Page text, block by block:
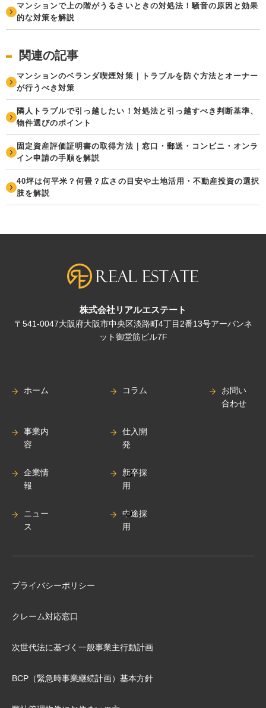
マンションで上の階がうるさいときの対処法！騒音の原因と効果
的な対策を解説
関連の記事
マンションのベランダ喫煙対策｜トラブルを防ぐ方法とオーナー
が行うべき対策
隣人トラブルで引っ越したい！対処法と引っ越すべき判断基準、
物件選びのポイント
固定資産評価証明書の取得方法｜窓口・郵送・コンビニ・オンラ
イン申請の手順を解説
40坪は何平米？何畳？広さの目安や土地活用・不動産投資の選択
肢を解説
株式会社リアルエステート
〒541-0047大阪府大阪市中央区淡路町4丁目2番13号アーバンネ
ット御堂筋ビル7F
ホーム
事業内
容
企業情
報
ニュー
ス
コラム
仕入開
発
新卒採
用
中途採
用
お問い
合わせ
プライバシーポリシー
クレーム対応窓口
次世代法に基づく⼀般事業主⾏動計画
BCP（緊急時事業継続計画）基本⽅針